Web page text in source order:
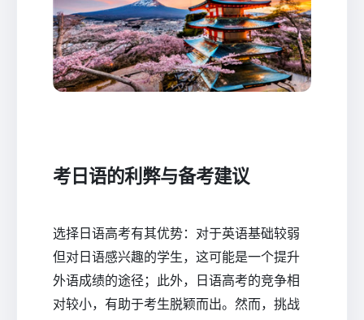
考日语的利弊与备考建议
选择日语高考有其优势：对于英语基础较弱
但对日语感兴趣的学生，这可能是一个提升
外语成绩的途径；此外，日语高考的竞争相
对较小，有助于考生脱颖而出。然而，挑战